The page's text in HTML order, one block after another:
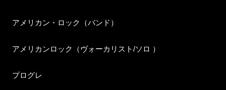
アメリカン・ロック（バンド）
アメリカンロック（ヴォーカリスト/ソロ ）
プログレ